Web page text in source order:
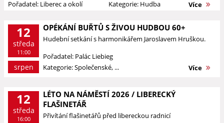
Pořadatel: Liberec a okolí
Kategorie: Hudba Více
12
středa
11:00
srpen
OPÉKÁNÍ BUŘTŮ S ŽIVOU HUDBOU 60+
Hudební setkání s harmonikářem Jaroslavem Hruškou.
Pořadatel: Palác Liebieg
Kategorie: Společenské, ...
Více
12
středa
16:00
LÉTO NA NÁMĚSTÍ 2026 / LIBERECKÝ
FLAŠINETÁŘ
Přivítání flašinetářů před libereckou radnicí